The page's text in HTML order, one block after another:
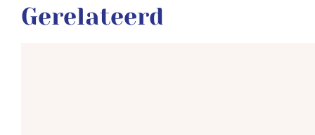
Gerelateerd